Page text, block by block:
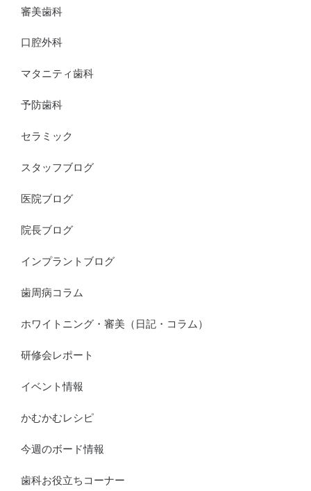
審美歯科
口腔外科
マタニティ歯科
予防歯科
セラミック
スタッフブログ
医院ブログ
院長ブログ
インプラントブログ
歯周病コラム
ホワイトニング・審美（日記・コラム）
研修会レポート
イベント情報
かむかむレシピ
今週のボード情報
歯科お役立ちコーナー